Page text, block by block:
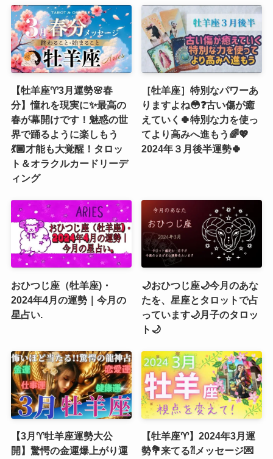
【牡羊座♈️3月運勢🌸春
分】憧れを現実に✨最高の
春が幕開けです！魅惑の世
界で踊るように楽しもう
💃🏾才能も大覚醒！タロッ
ト＆オラクルカードリーデ
ィング
［牡羊座］特別なパワーあ
りますよね😳❓古い傷が癒
えていく🍀特別な力を使っ
てより高みへ進もう🌈💖
2024年３月後半運勢🍀
おひつじ座（牡羊座)・
2024年4月の運勢｜今月の
星占い.
🌙おひつじ座🌙今月のあな
たを、星座とタロットで占
っています🌙月子のタロッ
ト🌙
【3月♈️牡羊座運勢大公
開】驚愕の金運爆上がり運
【牡羊座♈️】2024年3月運
勢💐来てる⁈メッセージ💌